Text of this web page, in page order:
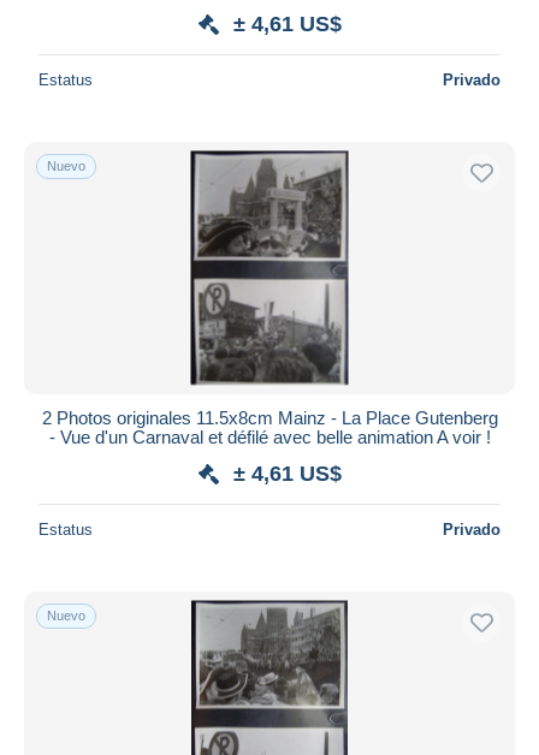
± 4,61 US$
Estatus Privado
Nuevo
2 Photos originales 11.5x8cm Mainz - La Place Gutenberg
- Vue d'un Carnaval et défilé avec belle animation A voir !
± 4,61 US$
Estatus Privado
Nuevo